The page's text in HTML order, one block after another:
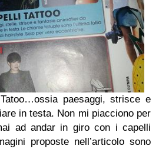
paesaggi, strisce e
in testa. Non mi piacciono per
ad andar in giro con i capelli
proposte nell’articolo sono